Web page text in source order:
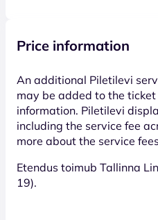
Price information
An additional Piletilevi
may be added to the
information. Piletilevi
including the service fee
more about the service fees
Etendus toimub Tallinna
19).